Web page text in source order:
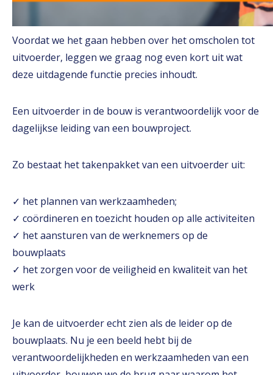
Voordat we het gaan hebben over het omscholen tot
uitvoerder, leggen we graag nog even kort uit wat
deze uitdagende functie precies inhoudt.
Een uitvoerder in de bouw is verantwoordelijk voor de
dagelijkse leiding van een bouwproject.
Zo bestaat het takenpakket van een uitvoerder uit:
✓ het plannen van werkzaamheden;
✓ coördineren en toezicht houden op alle activiteiten
✓ het aansturen van de werknemers op de
bouwplaats
✓ het zorgen voor de veiligheid en kwaliteit van het
werk
Je kan de uitvoerder echt zien als de leider op de
bouwplaats. Nu je een beeld hebt bij de
verantwoordelijkheden en werkzaamheden van een